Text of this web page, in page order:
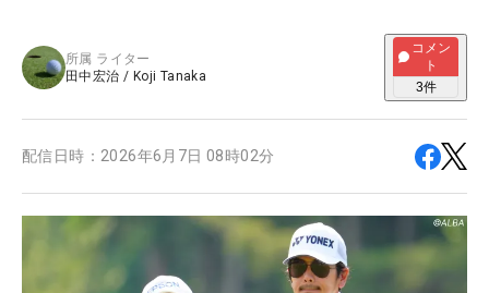
所属 ライター
田中宏治 / Koji Tanaka
コメン
ト
3件
配信日時： 2026年6月7日 08時02分